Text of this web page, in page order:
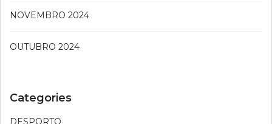
NOVEMBRO 2024
OUTUBRO 2024
Categories